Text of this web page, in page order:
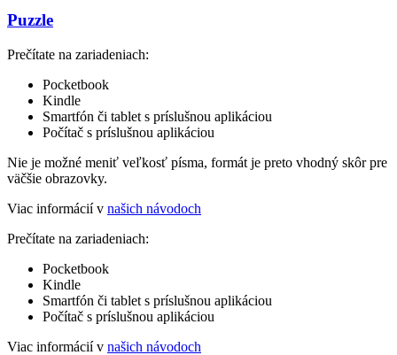
Puzzle
Prečítate na zariadeniach:
Pocketbook
Kindle
Smartfón či tablet s príslušnou aplikáciou
Počítač s príslušnou aplikáciou
Nie je možné meniť veľkosť písma, formát je preto vhodný skôr pre
väčšie obrazovky.
Viac informácií v našich návodoch
Prečítate na zariadeniach:
Pocketbook
Kindle
Smartfón či tablet s príslušnou aplikáciou
Počítač s príslušnou aplikáciou
Viac informácií v našich návodoch